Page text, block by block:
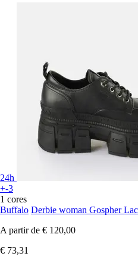
24h
+-3
1 cores
Buffalo Derbie woman Gospher
A partir de € 120,00
€ 73,31